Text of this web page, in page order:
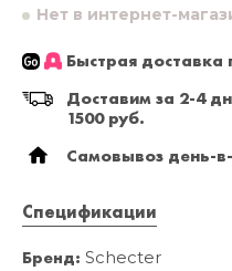
Нет в интернет-
Быстрая доставка
Доставим за 2-4
1500 руб.
Самовывоз день-
Спецификации
Бренд: Schecter